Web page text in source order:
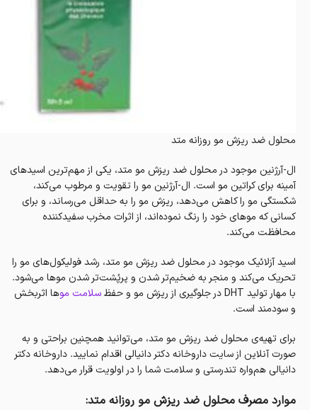
محلول ضد ریزش مو روزانه متد
ال-آرژنین موجود در محلول ضد ریزش مو متد، یکی از مهم‌ترین اسیدهای
آمینه برای کراتین مو است. ال-آرژنین مو را تقویت و مرطوب می‌کند،
شکستگی مو را کاهش می‌دهد، ریزش مو را به حداقل می‌رساند، و برای
کسانی که موهای خود را رنگ نموده‌اند، از اثرات مخرب سفید‌کننده
محافظت می‌کند.
اسید آزلائیک موجود در محلول ضد ریزش مو متد، رشد فولیکول‌های مو را
تحریک می‌کند و منجر به ضخیم‌تر شدن و پرپُشت‌تر شدن موها می‌شود.
با مهار تولید DHT در جلوگیری از ریزش مو و حفظ
سلامت موها اثربخش‌
و سودمند‌ است.
برای تهیه‌ی محلول ضد ریزش مو متد، می‌توانید همچنین براحتی و به
صورت آنلاین از سایت داروخانه‌ دکتر دانیالی اقدام نمایید. داروخانه‌ دکتر
دانیالی هم‌واره تندرستی و سلامت شما را در اولویت قرار می‌دهد.
موارد مصرف محلول ضد ریزش مو روزانه متد: